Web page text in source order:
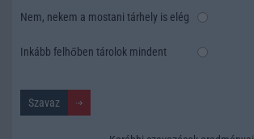
Nem, nekem a mostani tárhely is elég
Inkább felhőben tárolok mindent